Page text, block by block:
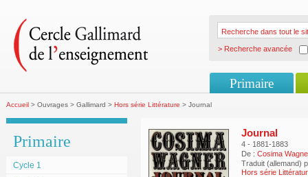
> Recherche avancée
Primaire
Accueil > Ouvrages > Gallimard > Hors série Littérature > Journal
Primaire
Cycle 1
Journal
4 - 1881-1883
De : Cosima
Traduit (allemand)
Hors série